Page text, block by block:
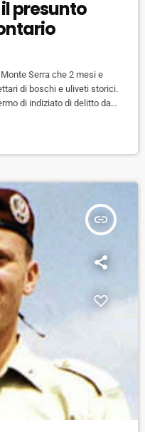
presunto
Serra che 2 mesi e
di boschi e uliveti storici.
di indiziato di delitto da
Franceschi, ha 37
dell'antincendio
insert_link